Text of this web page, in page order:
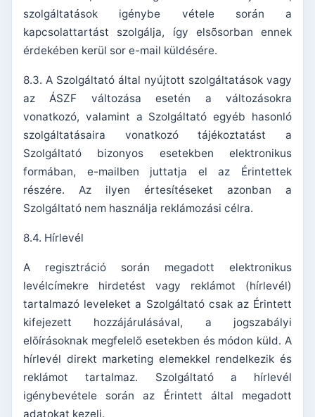
szolgáltatások igénybe vétele során a
kapcsolattartást szolgálja, így elsõsorban ennek
érdekében kerül sor e-mail küldésére.
8.3. A Szolgáltató által nyújtott szolgáltatások vagy
az ÁSZF változása esetén a változásokra
vonatkozó, valamint a Szolgáltató egyéb hasonló
szolgáltatásaira vonatkozó tájékoztatást a
Szolgáltató bizonyos esetekben elektronikus
formában, e-mailben juttatja el az Érintettek
részére. Az ilyen értesítéseket azonban a
Szolgáltató nem használja reklámozási célra.
8.4. Hírlevél
A regisztráció során megadott elektronikus
levélcímekre hirdetést vagy reklámot (hírlevél)
tartalmazó leveleket a Szolgáltató csak az Érintett
kifejezett hozzájárulásával, a jogszabályi
elõírásoknak megfelelõ esetekben és módon küld. A
hírlevél direkt marketing elemekkel rendelkezik és
reklámot tartalmaz. Szolgáltató a hírlevél
igénybevétele során az Érintett által megadott
adatokat kezeli.